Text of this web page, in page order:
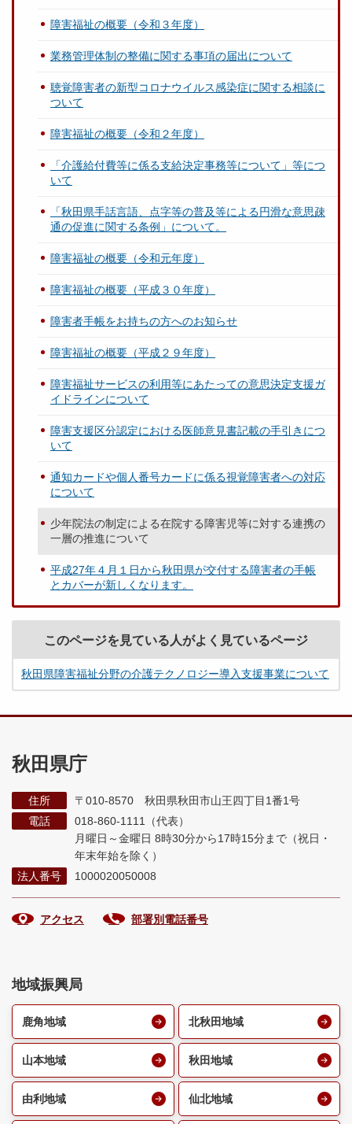
障害福祉の概要（令和３年度）
業務管理体制の整備に関する事項の届出について
聴覚障害者の新型コロナウイルス感染症に関する相談に
ついて
障害福祉の概要（令和２年度）
「介護給付費等に係る支給決定事務等について」等につ
いて
「秋田県手話言語、点字等の普及等による円滑な意思疎
通の促進に関する条例」について。
障害福祉の概要（令和元年度）
障害福祉の概要（平成３０年度）
障害者手帳をお持ちの方へのお知らせ
障害福祉の概要（平成２９年度）
障害福祉サービスの利用等にあたっての意思決定支援ガ
イドラインについて
障害支援区分認定における医師意見書記載の手引きにつ
いて
通知カードや個人番号カードに係る視覚障害者への対応
について
少年院法の制定による在院する障害児等に対する連携の
一層の推進について
平成27年４月１日から秋田県が交付する障害者の手帳
とカバーが新しくなります。
このページを見ている人がよく見ているページ
秋田県障害福祉分野の介護テクノロジー導入支援事業について
秋田県庁
住所
〒010-8570 秋田県秋田市山王四丁目1番1号
電話
018-860-1111（代表）
月曜日～金曜日 8時30分から17時15分まで （祝日・
年末年始を除く）
法人番号
1000020050008
アクセス 部署別電話番号
地域振興局
鹿角地域 北秋田地域
山本地域 秋田地域
由利地域 仙北地域